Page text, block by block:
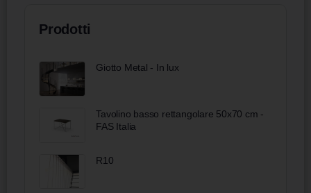
Prodotti
Giotto Metal - In lux
Tavolino basso rettangolare 50x70 cm -
FAS Italia
R10